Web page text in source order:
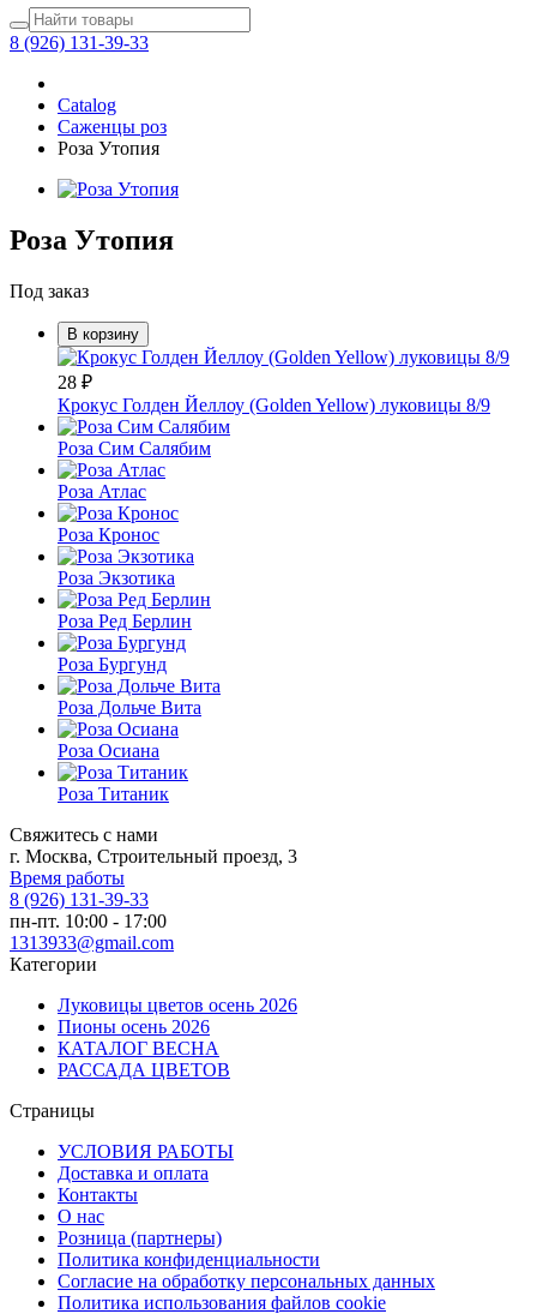
8 (926) 131-39-33
Catalog
Саженцы роз
Роза Утопия
Роза Утопия
Под заказ
В корзину
28 ₽
Крокус Голден Йеллоу (Golden Yellow) луковицы 8/9
Роза Сим Салябим
Роза Атлас
Роза Кронос
Роза Экзотика
Роза Ред Берлин
Роза Бургунд
Роза Дольче Вита
Роза Осиана
Роза Титаник
Свяжитесь с нами
г. Москва, Строительный проезд, 3
Время работы
8 (926) 131-39-33
пн-пт. 10:00 - 17:00
1313933@gmail.com
Категории
Луковицы цветов осень 2026
Пионы осень 2026
КАТАЛОГ ВЕСНА
РАССАДА ЦВЕТОВ
Страницы
УСЛОВИЯ РАБОТЫ
Доставка и оплата
Контакты
О наc
Розница (партнеры)
Политика конфиденциальности
Согласие на обработку персональных данных
Политика использования файлов сookie